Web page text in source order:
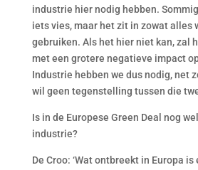
industrie hier nodig hebben.
iets vies, maar het zit in zowat alles
gebruiken. Als het hier niet kan, zal
met een grotere negatieve impact
Industrie hebben we dus nodig, net
wil geen tegenstelling tussen die
Is in de Europese Green Deal nog
industrie?
De Croo: ‘Wat ontbreekt in Europa